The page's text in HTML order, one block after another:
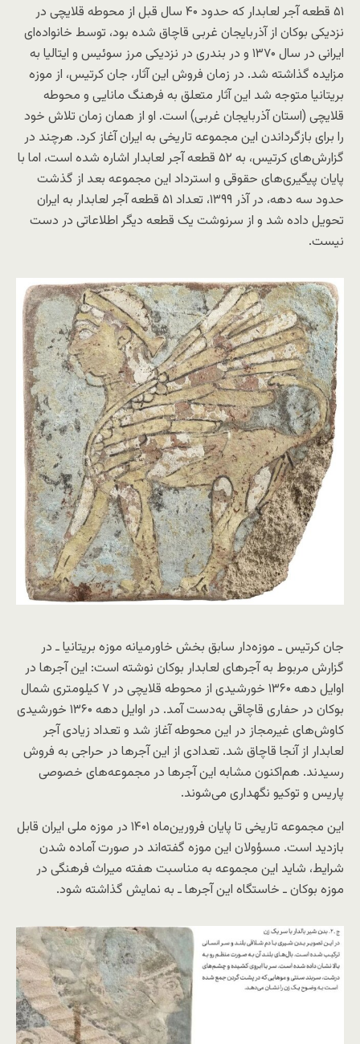
۵۱ قطعه آجر لعابدار که حدود ۴۰ سال قبل از محوطه قلایچی در
نزدیکی بوکان از آذربایجان غربی قاچاق شده بود، توسط خانواده‌ای
ایرانی در سال ۱۳۷۰ و در بندری در نزدیکی مرز سوئیس و ایتالیا به
مزایده گذاشته شد. در زمان فروش این آثار، جان کرتیس، از موزه
بریتانیا متوجه شد این آثار متعلق به فرهنگ مانایی و محوطه
قلایچی (استان آذربایجان غربی) است. او از همان زمان تلاش خود
را برای بازگرداندن این مجموعه تاریخی به ایران آغاز کرد. هرچند در
گزارش‌های کرتیس، به ۵۲ قطعه آجر لعابدار اشاره شده است، اما با
پایان پیگیری‌های حقوقی و استرداد این مجموعه بعد از گذشت
حدود سه دهه، در آذر ۱۳۹۹، تعداد ۵۱ قطعه آجر لعابدار به ایران
تحویل داده شد و از سرنوشت یک قطعه دیگر اطلاعاتی در دست
نیست.
جان کرتیس ـ موزه‌دار سابق بخش خاورمیانه موزه بریتانیا ـ در
گزارش مربوط به آجرهای لعابدار بوکان نوشته است: این آجرها در
اوایل دهه ۱۳۶۰ خورشیدی از محوطه قلایچی در ۷ کیلومتری شمال
بوکان در حفاری قاچاقی به‌دست آمد. در اوایل دهه ۱۳۶۰ خورشیدی
کاوش‌های غیرمجاز در این محوطه آغاز شد و تعداد زیادی آجر
لعابدار از آنجا قاچاق شد. تعدادی از این آجرها در حراجی به فروش
رسیدند. هم‌اکنون مشابه این آجرها در مجموعه‌های خصوصی
پاریس و توکیو نگهداری می‌شوند.
این مجموعه تاریخی تا پایان فرورین‌ماه ۱۴۰۱ در موزه ملی ایران قابل
بازدید است. مسؤولان این موزه گفته‌اند در صورت آماده شدن
شرایط، شاید این مجموعه به مناسبت هفته میراث فرهنگی در
موزه بوکان ـ خاستگاه این آجرها ـ به نمایش گذاشته شود.